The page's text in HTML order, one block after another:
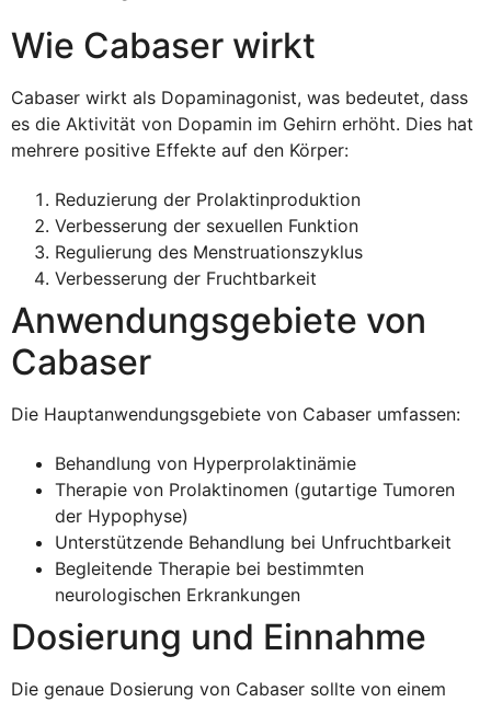
Wie Cabaser wirkt
Cabaser wirkt als Dopaminagonist, was bedeutet, dass
es die Aktivität von Dopamin im Gehirn erhöht. Dies hat
mehrere positive Effekte auf den Körper:
Reduzierung der Prolaktinproduktion
Verbesserung der sexuellen Funktion
Regulierung des Menstruationszyklus
Verbesserung der Fruchtbarkeit
Anwendungsgebiete von
Cabaser
Die Hauptanwendungsgebiete von Cabaser umfassen:
Behandlung von Hyperprolaktinämie
Therapie von Prolaktinomen (gutartige Tumoren
der Hypophyse)
Unterstützende Behandlung bei Unfruchtbarkeit
Begleitende Therapie bei bestimmten
neurologischen Erkrankungen
Dosierung und Einnahme
Die genaue Dosierung von Cabaser sollte von einem